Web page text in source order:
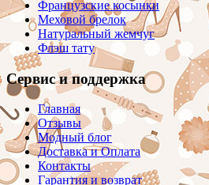
Французские косынки
Меховой брелок
Натуральный жемчуг
Флэш тату
Сервис и поддержка
Главная
Отзывы
Модный блог
Доставка и Оплата
Контакты
Гарантия и возврат